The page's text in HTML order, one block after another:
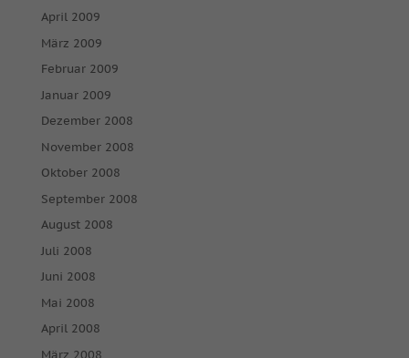
April 2009
März 2009
Februar 2009
Januar 2009
Dezember 2008
November 2008
Oktober 2008
September 2008
August 2008
Juli 2008
Juni 2008
Mai 2008
April 2008
März 2008